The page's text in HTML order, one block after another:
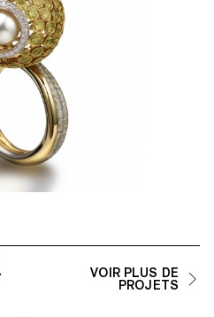
VOIR PLUS DE
PROJETS